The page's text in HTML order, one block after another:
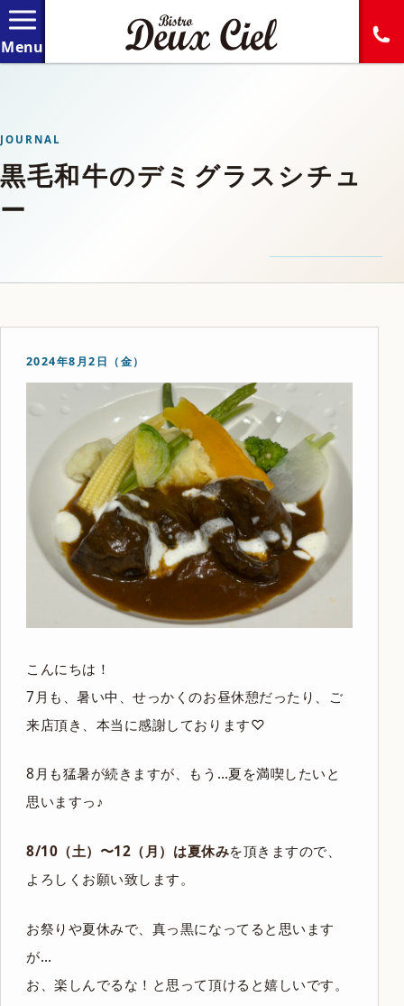
JOURNAL
黒毛和牛のデミグラスシチュ
ー
2024年8月2日（金）
こんにちは！
7月も、暑い中、せっかくのお昼休憩だったり、ご
来店頂き、本当に感謝しております♡
8月も猛暑が続きますが、もう…夏を満喫したいと
思いますっ♪
8/10（土）〜12（月）は夏休みを頂きますので、
よろしくお願い致します。
お祭りや夏休みで、真っ黒になってると思います
が…
お、楽しんでるな！と思って頂けると嬉しいです。